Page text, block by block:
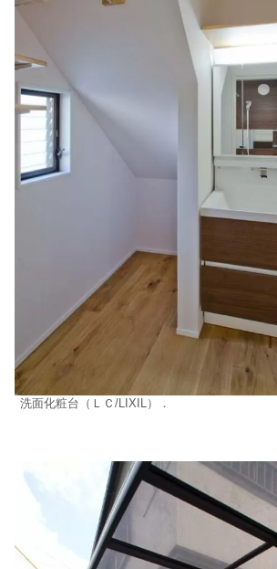
洗面化粧台（ＬＣ/LIXIL）．